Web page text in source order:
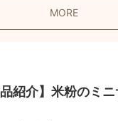
MORE
品紹介】米粉のミ